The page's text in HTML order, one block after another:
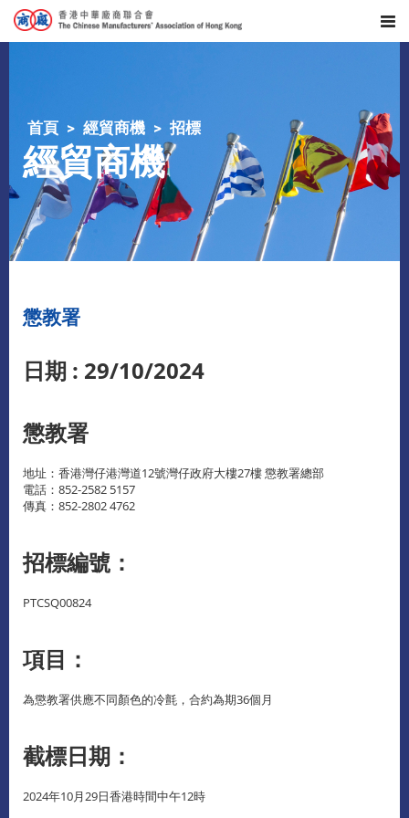
首頁 經貿商機 招標
經貿商機
懲教署
日期 : 29/10/2024
懲教署
地址：香港灣仔港灣道12號灣仔政府大樓27樓 懲教署總部
電話：852-2582 5157
傳真：852-2802 4762
招標編號：
PTCSQ00824
項目：
為懲教署供應不同顏色的冷氈，合約為期36個月
截標日期：
2024年10月29日香港時間中午12時